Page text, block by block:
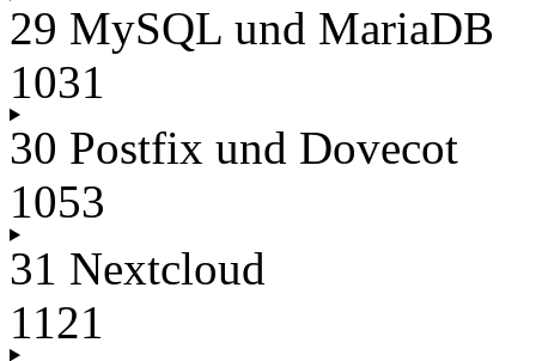
29 MySQL und MariaDB
1031
30 Postfix und Dovecot
1053
31 Nextcloud
1121